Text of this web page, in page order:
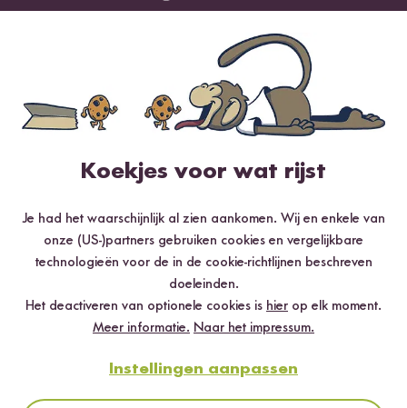
Beoordeel dit product
Meest nuttigNieuwsteHoogste ratingLaagste rating
Heb je het al geprobeerd en vond je het lekker?
Schrijf dan je eerste recensie en deel je ervaring!
Digitale Mini Rijstkoker Starter Set:
Koekjes voor wat rijst
Je had het waarschijnlijk al zien aankomen. Wij en enkele van
onze (US-)partners gebruiken cookies en vergelijkbare
technologieën voor de in de cookie-richtlijnen beschreven
doeleinden.
Het deactiveren van optionele cookies is hier op elk moment.
Meer informatie. Naar het impressum.
Instellingen aanpassen